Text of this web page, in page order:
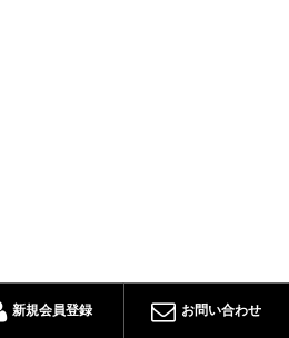
新規会員登録 お問い合わせ